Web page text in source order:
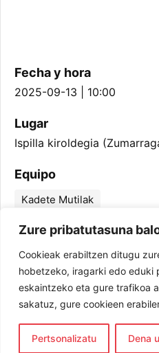
Zure pribatutasuna
Cookieak erabiltzen ditugu
hobetzeko, iragarki edo eduki
eskaintzeko eta gure trafikoa
sakatuz, gure cookieen
Pertsonalizatu Dena
Fecha y hora
2025-09-13 | 10:00
Lugar
Ispilla kiroldegia
Equipo
Kadete Mutilak
RESPETA Y
Y JUGADORAS